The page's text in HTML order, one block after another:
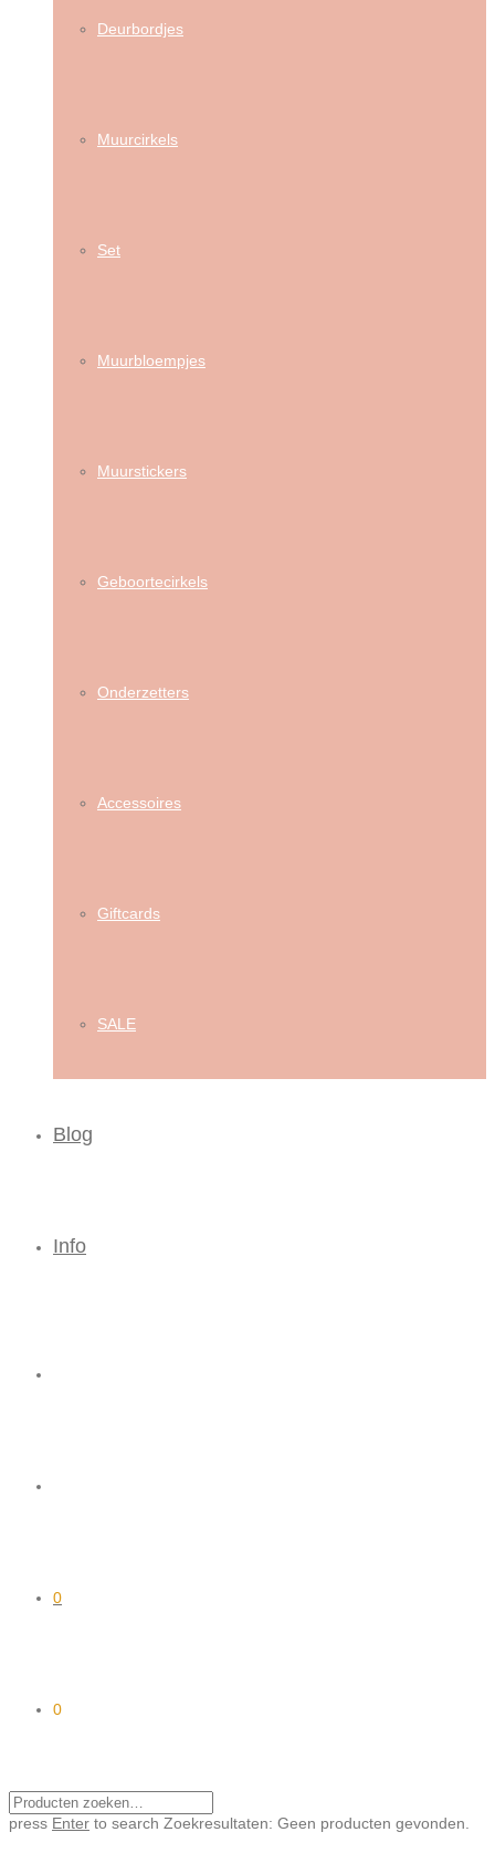
Deurbordjes
Muurcirkels
Set
Muurbloempjes
Muurstickers
Geboortecirkels
Onderzetters
Accessoires
Giftcards
SALE
Blog
Info
0
0
press Enter to search Zoekresultaten: Geen producten gevonden.